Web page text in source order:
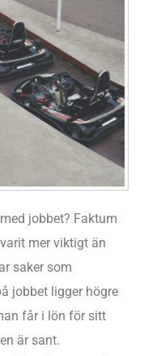
jobbet? Faktum
mer viktigt än
saker som
jobbet ligger högre
får i lön för sitt
är sant.